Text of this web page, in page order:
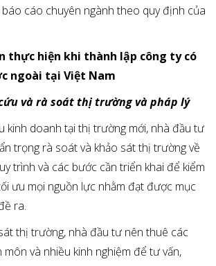
cáo chuyên ngành theo quy định của
thực hiện khi thành lập công ty có
ngoài tại Việt Nam
và rà soát thị trường và pháp lý
kinh doanh tại thị trường mới, nhà đầu tư
trọng rà soát và khảo sát thị trường về
trình và các bước cần triển khai để kiểm
ưu mọi nguồn lực nhằm đạt được mục
ra.
thị trường, nhà đầu tư nên thuê các
và nhiều kinh nghiệm để tư vấn,